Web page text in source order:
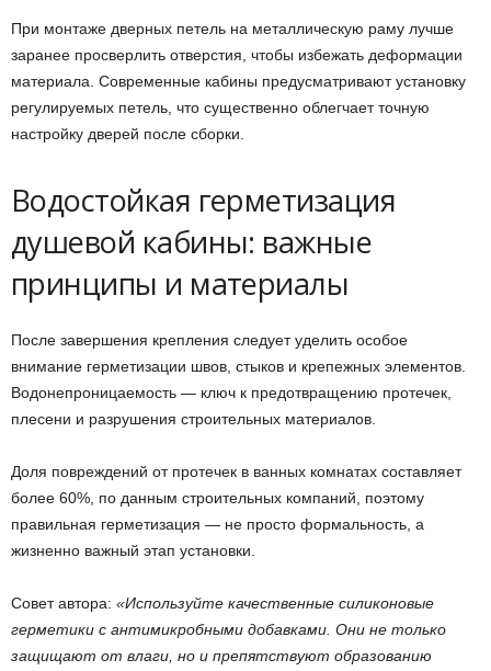
При монтаже дверных петель на металлическую раму лучше
заранее просверлить отверстия, чтобы избежать деформации
материала. Современные кабины предусматривают установку
регулируемых петель, что существенно облегчает точную
настройку дверей после сборки.
Водостойкая герметизация
душевой кабины: важные
принципы и материалы
После завершения крепления следует уделить особое
внимание герметизации швов, стыков и крепежных элементов.
Водонепроницаемость — ключ к предотвращению протечек,
плесени и разрушения строительных материалов.
Доля повреждений от протечек в ванных комнатах составляет
более 60%, по данным строительных компаний, поэтому
правильная герметизация — не просто формальность, а
жизненно важный этап установки.
Совет автора: «Используйте качественные силиконовые
герметики с антимикробными добавками. Они не только
защищают от влаги, но и препятствуют образованию